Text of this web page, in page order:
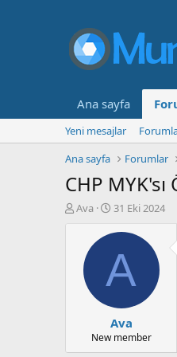
Ana sayfa
Yeni mesajlar
Ana sayfa
Forumlar
CHP
K
l
Ava
B
ş
a
n
ı
ç
t
a
31 Eki 2024
A
Ava
New member